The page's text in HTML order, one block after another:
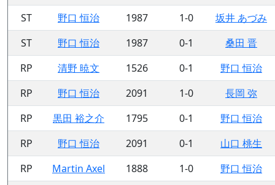
ST
野口 恒治 1987 1-0
坂井 あづみ
ST
野口 恒治 1987 0-1
桑田 晋
RP
清野 暁文 1526 0-1
野口 恒治
RP
野口 恒治 2091 1-0
長岡 弥
RP
黒田 裕之介 1795 0-1
野口 恒治
RP
野口 恒治 2091 0-1
山口 桃生
RP
Martin Axel 1888 1-0 野口 恒治